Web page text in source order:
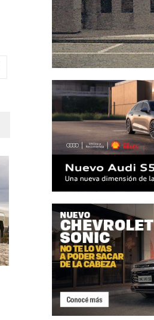
Chevrolet lanza la S10 Trail
Boss en Argentina